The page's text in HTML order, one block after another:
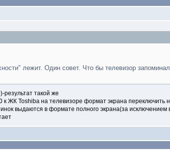
лежит. Один совет. Что бы телевизор
такой же
к ЖК Toshiba на телевизоре формат экрана
выдаются в формате полного экрана(за